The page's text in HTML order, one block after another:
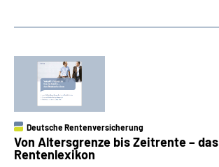
Deutsche Rentenversicherung
Von Altersgrenze bis Zeitrente – das
Rentenlexikon